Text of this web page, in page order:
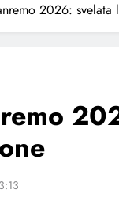
2026: svelata